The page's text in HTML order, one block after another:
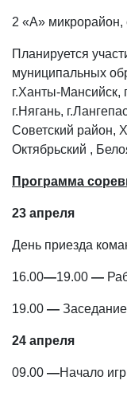
2 «А» микрорайон,
Планируется
муниципальных
г.Ханты-Мансийск,
г.Нягань,
Советский район,
Октябрьский ,
Программа
23 апреля
День приезда
16.00—19.00 —
19.00 — Заседание
24 апреля
09.00 —Начало игр